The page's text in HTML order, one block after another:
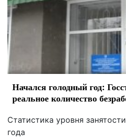
Начался голодный год:
реальное количество
Статистика уровня
года